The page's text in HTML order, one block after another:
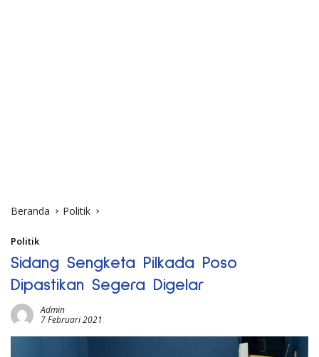
Beranda Politik
Politik
Sidang Sengketa Pilkada Poso
Dipastikan Segera Digelar
Admin
7 Februari 2021